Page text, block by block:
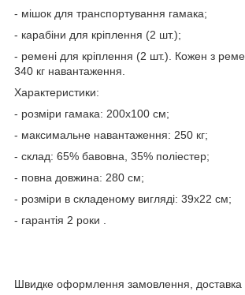
- мішок для транспортування гамака;
- карабіни для кріплення (2 шт.);
- ремені для кріплення (2 шт.). Кожен з
340 кг навантаження.
Характеристики:
- розміри гамака: 200х100 см;
- максимальне навантаження: 250 кг;
- склад: 65% бавовна, 35% поліестер;
- повна довжина: 280 см;
- розміри в складеному вигляді: 39х22 см;
- гарантія 2 роки .
Швидке оформлення замовлення, доставка